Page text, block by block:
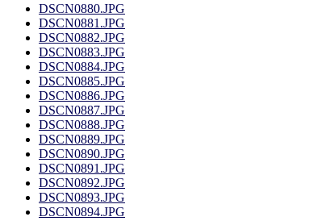
DSCN0880.JPG
DSCN0881.JPG
DSCN0882.JPG
DSCN0883.JPG
DSCN0884.JPG
DSCN0885.JPG
DSCN0886.JPG
DSCN0887.JPG
DSCN0888.JPG
DSCN0889.JPG
DSCN0890.JPG
DSCN0891.JPG
DSCN0892.JPG
DSCN0893.JPG
DSCN0894.JPG